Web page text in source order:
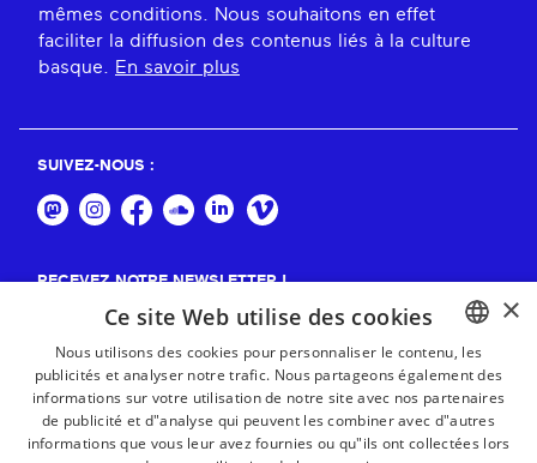
mêmes conditions. Nous souhaitons en effet
faciliter la diffusion des contenus liés à la culture
basque. En savoir plus
SUIVEZ-NOUS :
RECEVEZ NOTRE NEWSLETTER !
BASQUE
FRENCH
×
Ce site Web utilise des cookies
Nous utilisons des cookies pour personnaliser le contenu, les
publicités et analyser notre trafic. Nous partageons également des
informations sur votre utilisation de notre site avec nos partenaires
de publicité et d"analyse qui peuvent les combiner avec d"autres
informations que vous leur avez fournies ou qu"ils ont collectées lors